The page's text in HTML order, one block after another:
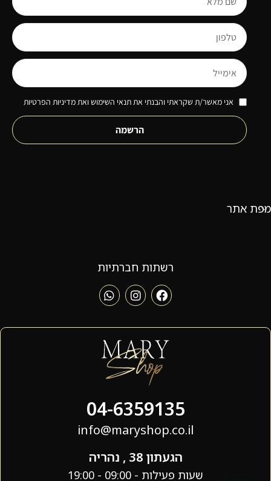
אני מאשר/ת שקראתי והבנתי את תנאי השימוש ואת מדיניות הפרטיות
הרשמה
מפת אתר
רשתות חברתיות
04-6359135
info@maryshop.co.il
הגעתון 38 , נהריה
שעות פעילות - 09:00 - 19:00